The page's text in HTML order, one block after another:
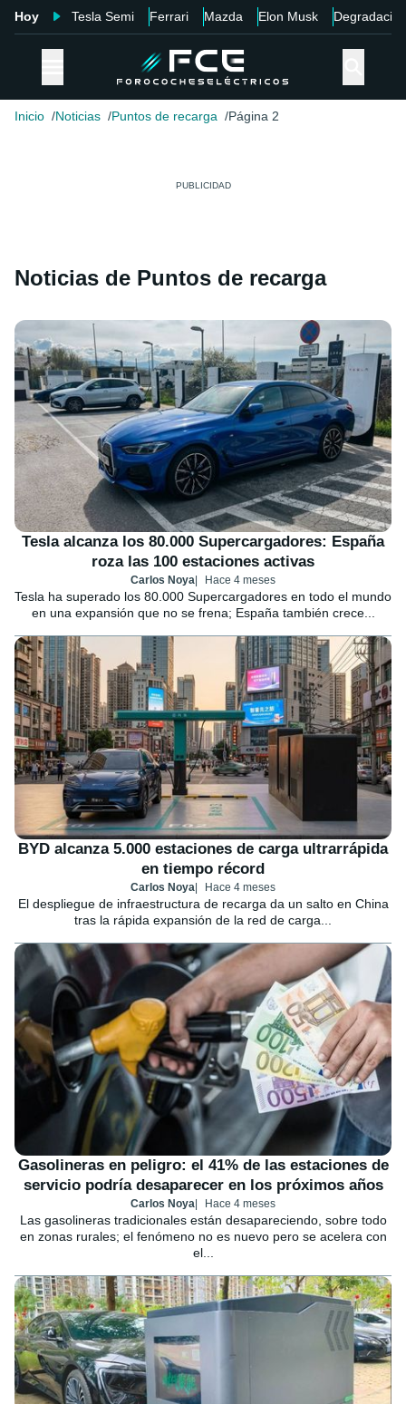
Hoy Tesla Semi Ferrari Mazda Elon Musk Degradación
Inicio Noticias Puntos de recarga Página 2
Noticias de Puntos de recarga
Tesla alcanza los 80.000 Supercargadores: España
roza las 100 estaciones activas
Carlos Noya Hace 4 meses
Tesla ha superado los 80.000 Supercargadores en todo el mundo
en una expansión que no se frena; España también crece...
BYD alcanza 5.000 estaciones de carga ultrarrápida
en tiempo récord
Carlos Noya Hace 4 meses
El despliegue de infraestructura de recarga da un salto en China
tras la rápida expansión de la red de carga...
Gasolineras en peligro: el 41% de las estaciones de
servicio podría desaparecer en los próximos años
Carlos Noya Hace 4 meses
Las gasolineras tradicionales están desapareciendo, sobre todo
en zonas rurales; el fenómeno no es nuevo pero se acelera con
el...